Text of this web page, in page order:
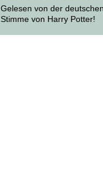
Gelesen von der
Stimme von Harry Potter!